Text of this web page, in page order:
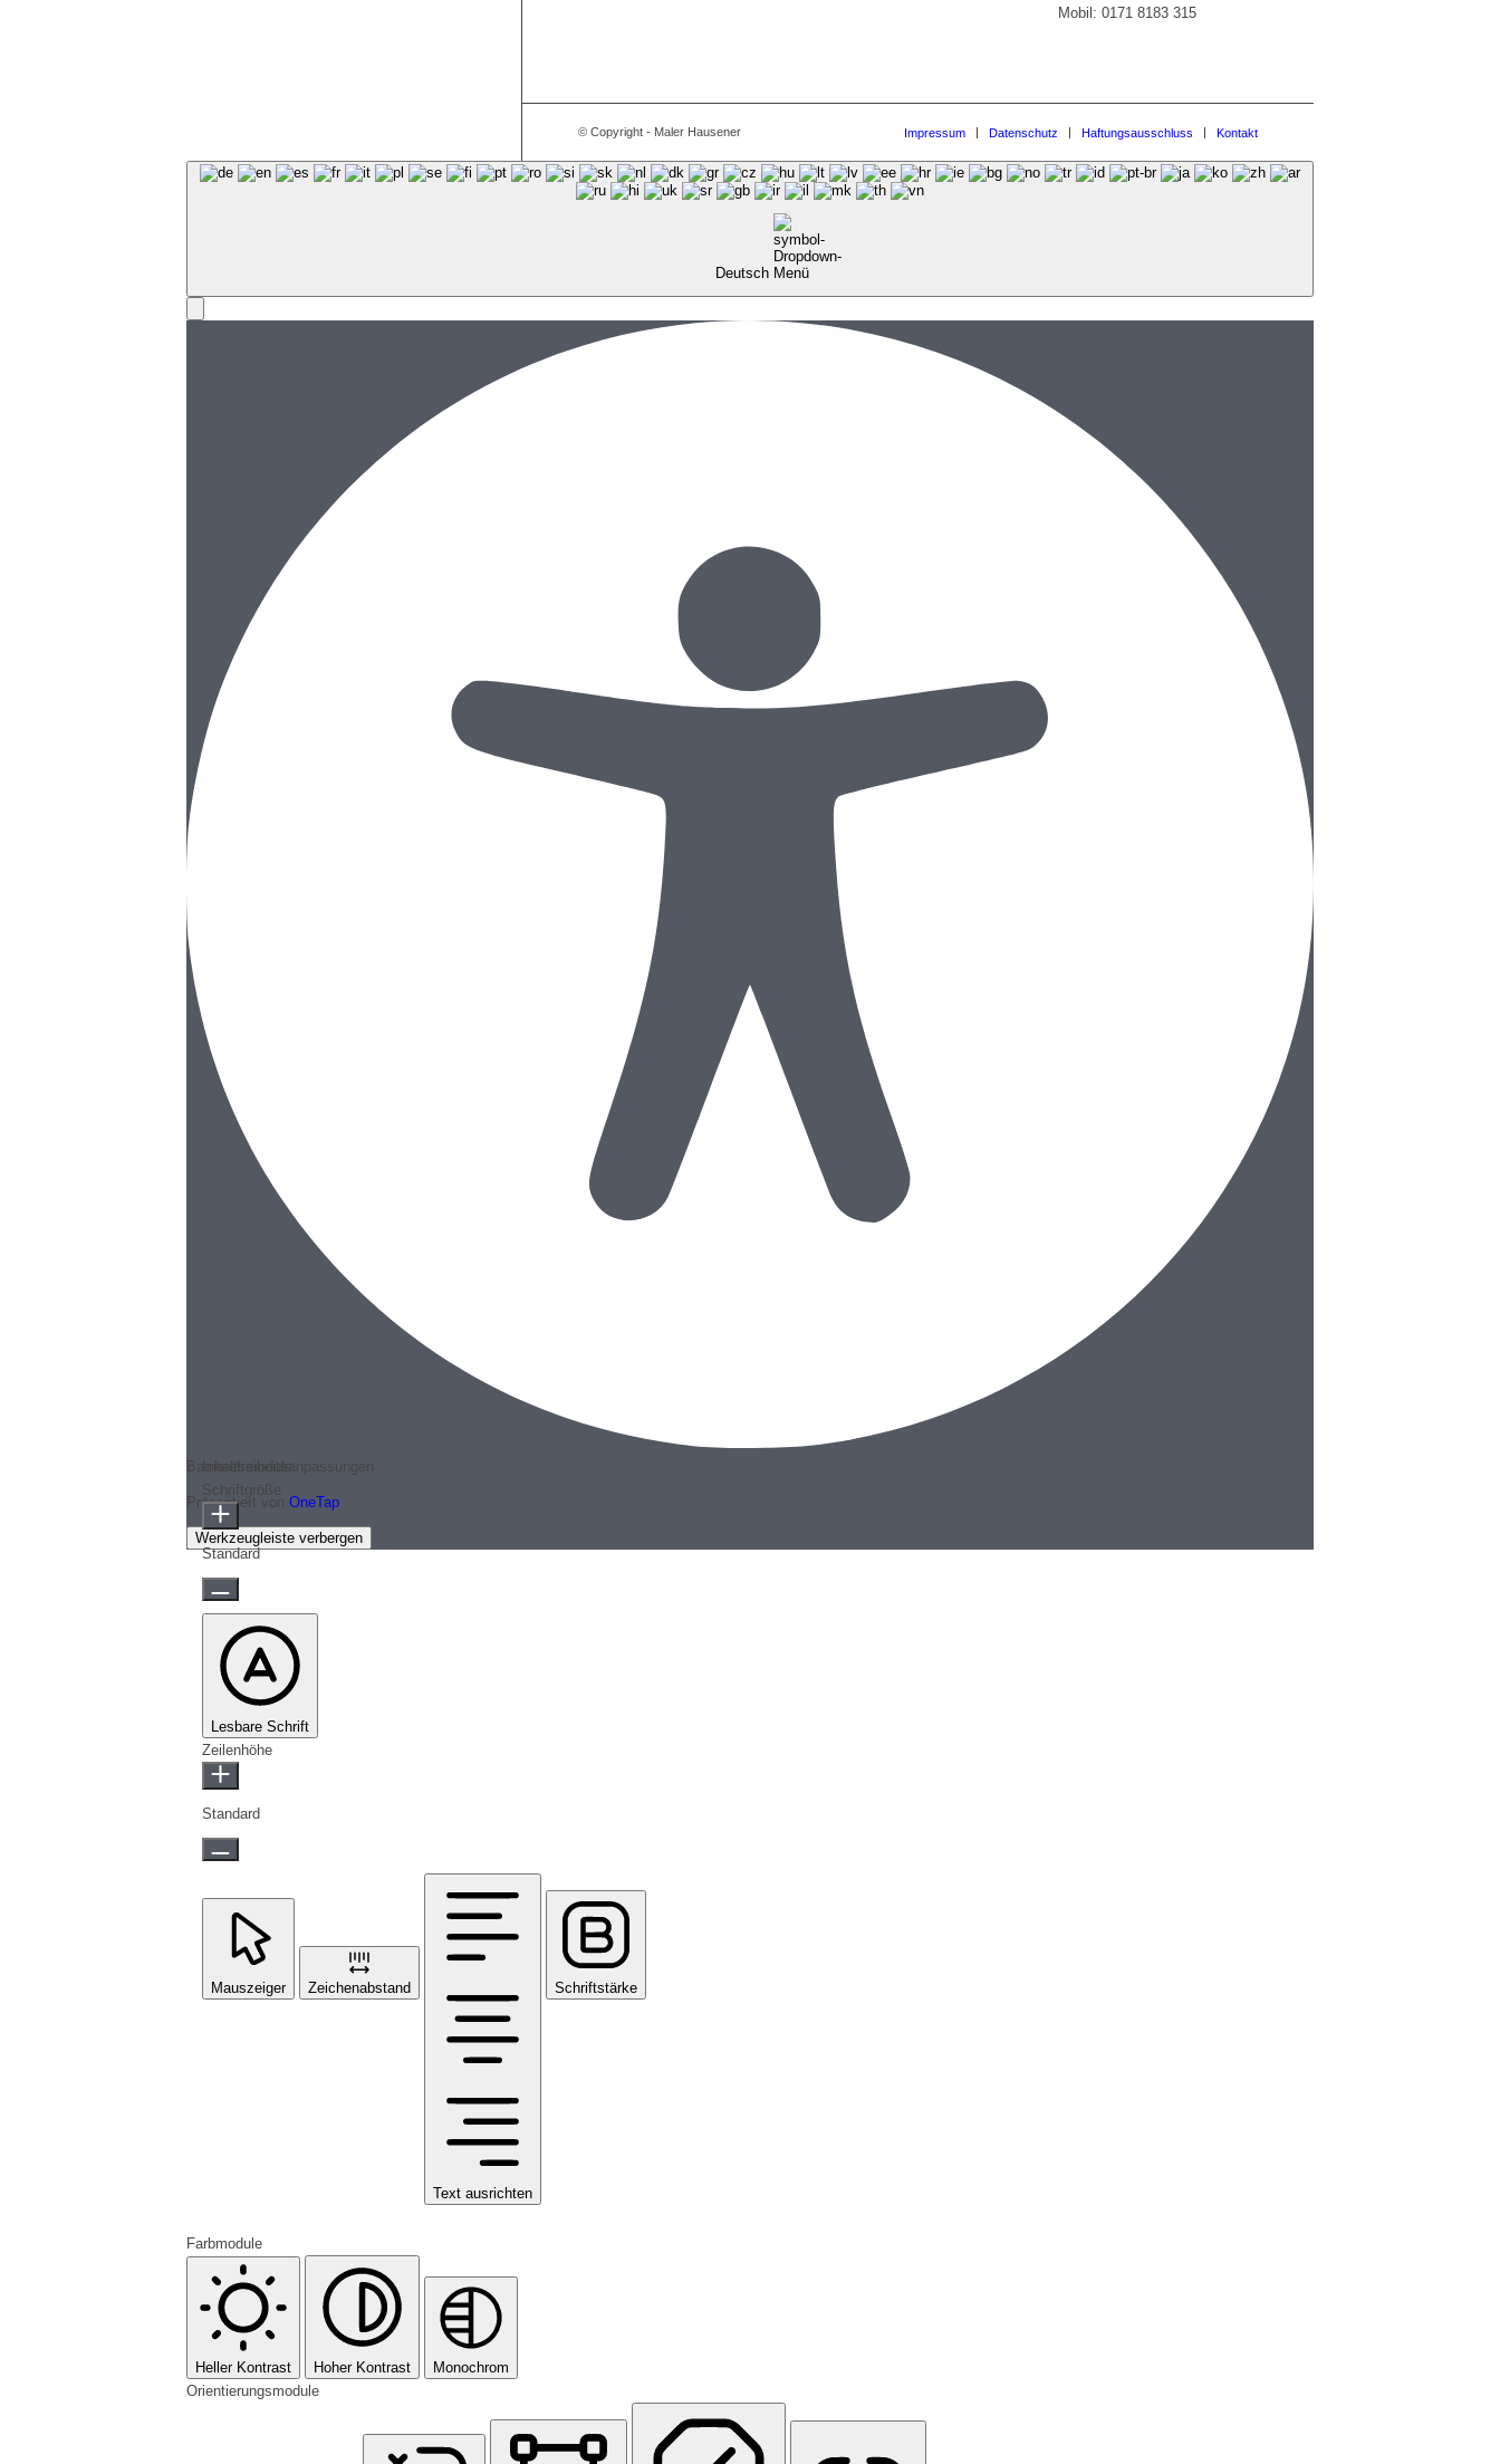
Mobil: 0171 8183 315
© Copyright - Maler Hausener Impressum Datenschutz Haftungsausschluss Kontakt
Deutsch
Barrierefreiheitsanpassungen
Präsentiert von OneTap
Werkzeugleiste verbergen
Inhaltsmodule
Schriftgröße
Standard
Lesbare Schrift
Zeilenhöhe
Standard
Mauszeiger Zeichenabstand
Text ausrichten
Schriftstärke
Farbmodule
Heller Kontrast Hoher Kontrast
Monochrom
Orientierungsmodule